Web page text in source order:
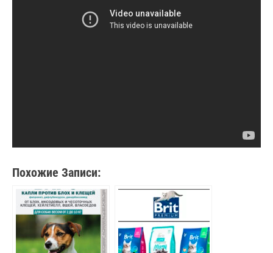
Похожие Записи: